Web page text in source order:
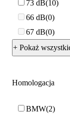
73 dB 10
66 dB 0
67 dB 0
+ Pokaż
Homologacja
BMW 2